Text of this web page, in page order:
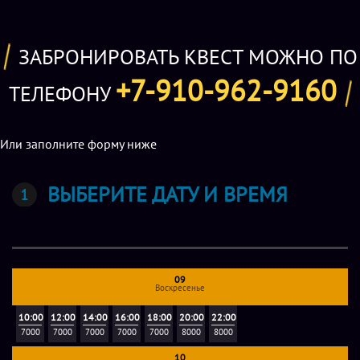
Особенности
Для полного погружения в сюжет советуем посмотреть
Квест соответствует ГОСТ
Стандартно 3 актера (возможен сценарий на 4 актера
согласованию).
Полное погружение.
Антураж Америки 1960-ых.
Запахи, вкусы и спецэффекты.
Нелинейный сюжет, от ваших действий будет меняться
исход событий.
ЗАБРОНИРОВАТЬ КВЕСТ МОЖНО ПО
ТЕЛЕФОНУ+7-910-962-9160
Или заполните форму ниже
ВЫБЕРИТЕ ДАТУ И ВРЕМЯ
09
Воскресенье
10:00
7000
12:00
7000
14:00
7000
16:00
7000
18:00
7000
20:00
8000
22:00
8000
10